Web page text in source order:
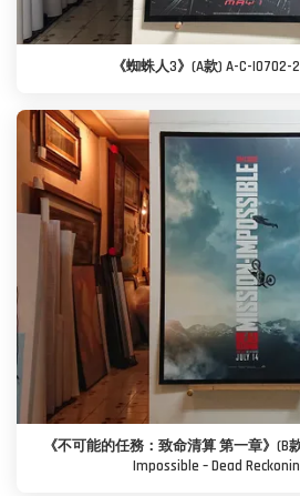
《蜘蛛人3》(A款) A-C-I0702-
《不可能的任務：致命清算 第一章》(B
Impossible – Dead